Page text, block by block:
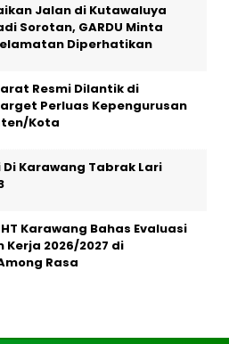
Jalan di Kutawaluya
Sorotan, GARDU Minta
Diperhatikan
Resmi Dilantik di
Perluas Kepengurusan
Kota
Di Karawang Tabrak Lari
Karawang Bahas Evaluasi
Kerja 2026/2027 di
Rasa